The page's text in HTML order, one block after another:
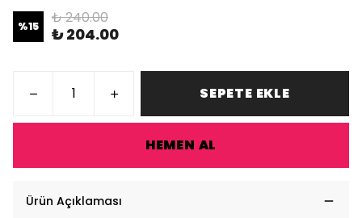
%15 ₺ 240.00
₺ 204.00
SEPETE EKLE
HEMEN AL
Ürün Açıklaması